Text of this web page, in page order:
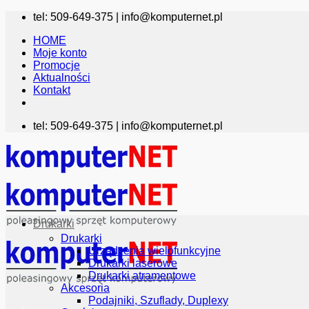
Przewiń
zawartości
tel: 509-649-375 | info@komputernet.pl
HOME
Moje konto
Promocje
Aktualności
Kontakt
tel: 509-649-375 | info@komputernet.pl
Drukarki
Drukarki
Urządzenia wielofunkcyjne
Drukarki laserowe
Drukarki atramentowe
Akcesoria
Podajniki, Szuflady, Duplexy